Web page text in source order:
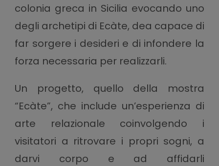
colonia greca in Sicilia evocando uno
degli archetipi di Ecàte, dea capace di
far sorgere i desideri e di infondere la
forza necessaria per realizzarli.
Un progetto, quello della mostra
“Ecàte”, che include un’esperienza di
arte relazionale coinvolgendo i
visitatori a ritrovare i propri sogni, a
darvi corpo e ad affidarli